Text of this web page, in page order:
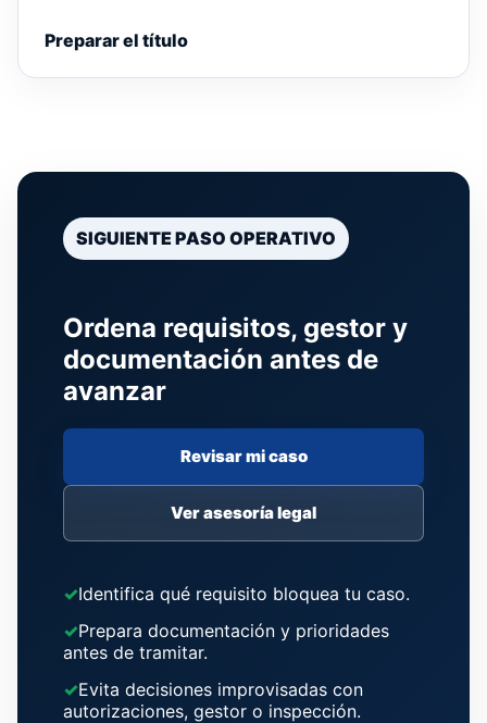
Preparar el título
SIGUIENTE PASO OPERATIVO
Ordena requisitos, gestor y
documentación antes de
avanzar
Revisar mi caso
Ver asesoría legal
Identifica qué requisito bloquea tu caso.
Prepara documentación y prioridades
antes de tramitar.
Evita decisiones improvisadas con
autorizaciones, gestor o inspección.